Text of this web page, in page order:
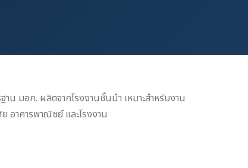
น มอก. ผลิตจากโรงงานชั้นนำ เหมาะสำหรับงาน
อาคารพาณิชย์ และโรงงาน